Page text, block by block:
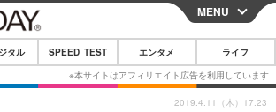
CLOSE
MENU
タル SPEED TEST エンタメ ライフ
2019.4.11（木）17:23